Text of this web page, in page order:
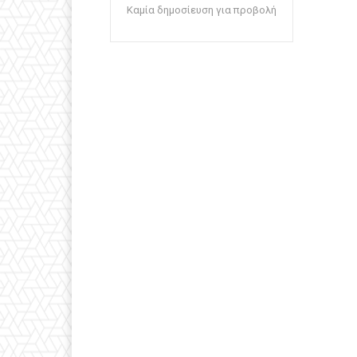
Καμία δημοσίευση για προβολή